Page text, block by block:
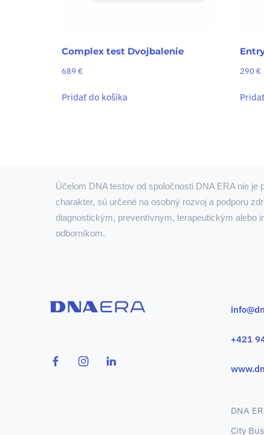
Complex test Dvojbalenie
689 €
Pridať do košíka
290 €
Účelom DNA testov od spoločnosti DNA ERA nie
charakter, sú určené na osobný rozvoj a podporu
diagnostickým, preventívnym, terapeutickým alebo
odborníkom.
+421
DNA
City